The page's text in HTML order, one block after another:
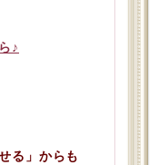
♪
る」からも